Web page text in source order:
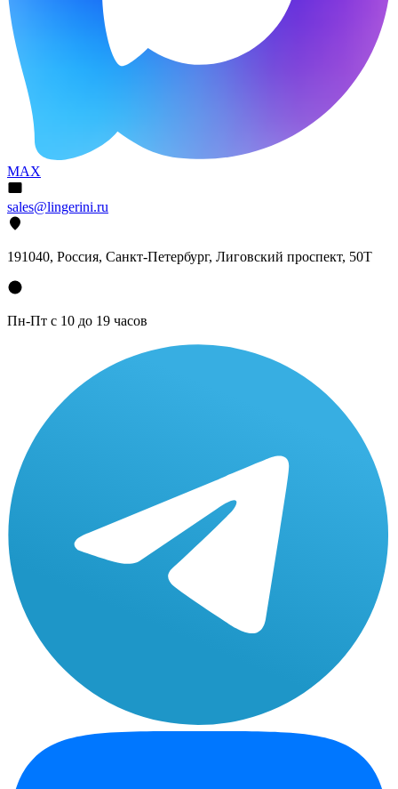
MAX
sales@lingerini.ru
191040, Россия, Санкт-Петербург, Лиговский проспект, 50Т
Пн-Пт с 10 до 19 часов